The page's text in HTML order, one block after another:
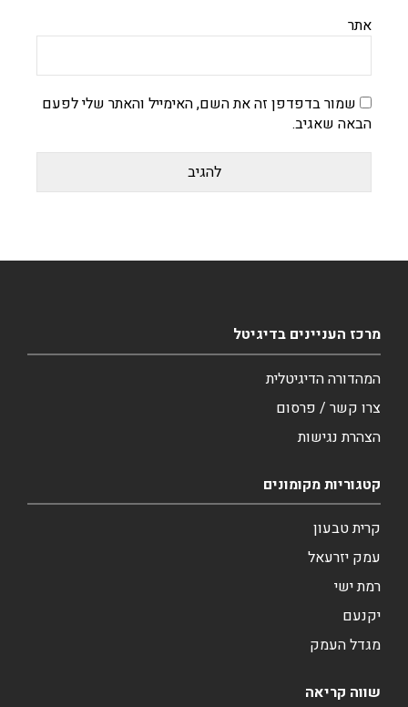
אתר
שמור בדפדפן זה את השם, האימייל והאתר שלי לפעם
הבאה שאגיב.
מרכז העניינים בדיגיטל
המהדורה הדיגיטלית
צרו קשר / פרסום
הצהרת נגישות
קטגוריות מקומונים
קרית טבעון
עמק יזרעאל
רמת ישי
יקנעם
מגדל העמק
שווה קריאה